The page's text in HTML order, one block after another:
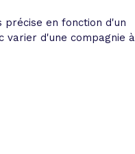
en fonction d'un
varier d'une compagnie à